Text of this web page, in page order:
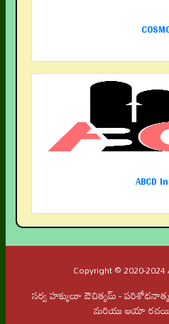
ABCD
Copyright © 2020-2024
సర్వ హక్కులూ ఔచిత్యమ్ -
మరియు ఆయా